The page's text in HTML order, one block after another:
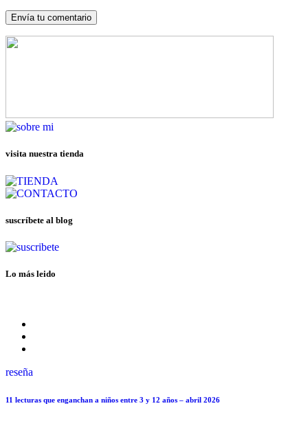
visita nuestra tienda
suscríbete al blog
Lo más leido
reseña
11 lecturas que enganchan a niños entre 3 y 12 años – abril 2026